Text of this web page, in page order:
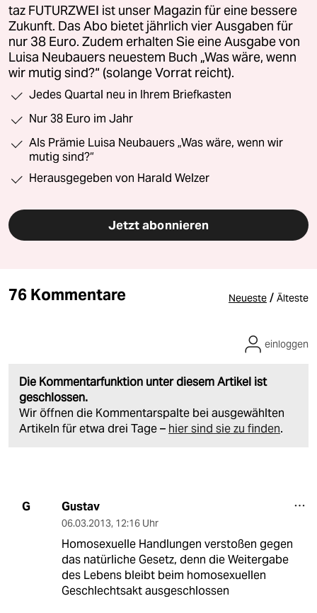
taz FUTURZWEI ist unser Magazin für eine bessere
Zukunft. Das Abo bietet jährlich vier Ausgaben für
nur 38 Euro. Zudem erhalten Sie eine Ausgabe von
Luisa Neubauers neuestem Buch „Was wäre, wenn
wir mutig sind?“ (solange Vorrat reicht).
Jedes Quartal neu in Ihrem Briefkasten
Nur 38 Euro im Jahr
Als Prämie Luisa Neubauers „Was wäre, wenn wir
mutig sind?“
Herausgegeben von Harald Welzer
Jetzt abonnieren
76 Kommentare Neueste / Älteste
Die Kommentarfunktion unter diesem Artikel ist
geschlossen.
Wir öffnen die Kommentarspalte bei ausgewählten
Artikeln für etwa drei Tage – hier sind sie zu finden.
einloggen
G Gustav
06.03.2013, 12:16 Uhr
Homosexuelle Handlungen verstoßen gegen
das natürliche Gesetz, denn die Weitergabe
des Lebens bleibt beim homosexuellen
Geschlechtsakt ausgeschlossen